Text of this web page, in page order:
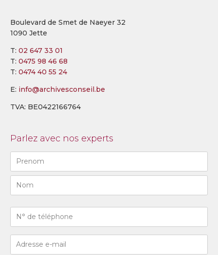
Boulevard de Smet de Naeyer 32
1090 Jette
T: 02 647 33 01
T: 0475 98 46 68
T: 0474 40 55 24
E: info@archivesconseil.be
TVA: BE0422166764
Parlez avec nos experts
First
de
téléphone
(Required)
e-